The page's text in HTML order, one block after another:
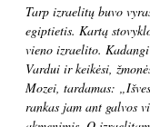
Tarp izraelitų buvo
egiptietis. Kartą
vieno izraelito.
Vardui ir keikėsi,
Mozei, tardamas:
rankas jam ant galvos